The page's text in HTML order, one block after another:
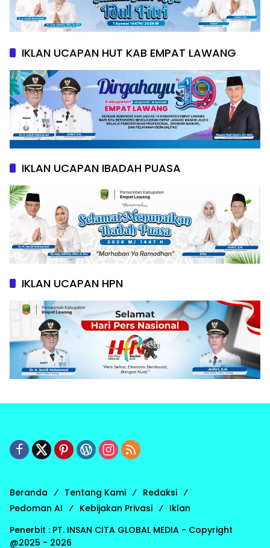
IKLAN UCAPAN HUT KAB EMPAT LAWANG
IKLAN UCAPAN IBADAH PUASA
IKLAN UCAPAN HPN
Beranda Tentang Kami
Redaksi
Pedoman AI
Kebijakan Privasi
Iklan
Penerbit : PT. INSAN CITA GLOBAL MEDIA - Copyright
@2025 - 2026